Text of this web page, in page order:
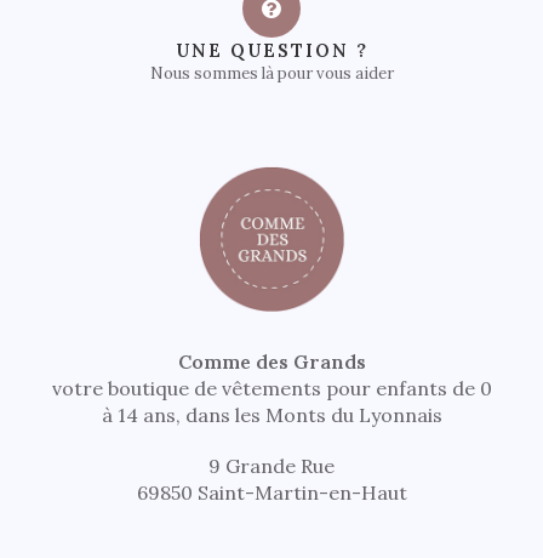
UNE QUESTION ?
Nous sommes là pour vous aider
Comme des Grands
votre boutique de vêtements pour enfants de 0
à 14 ans, dans les Monts du Lyonnais
9 Grande Rue
69850 Saint-Martin-en-Haut